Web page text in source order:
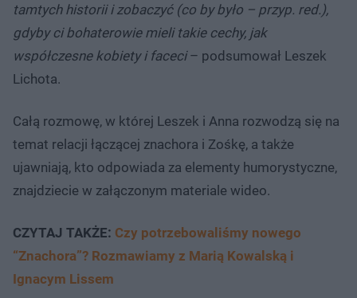
tamtych historii i zobaczyć (co by było – przyp. red.),
gdyby ci bohaterowie mieli takie cechy, jak
współczesne kobiety i faceci– podsumował Leszek
Lichota.
Całą rozmowę, w której Leszek i Anna rozwodzą się na
temat relacji łączącej znachora i Zośkę, a także
ujawniają, kto odpowiada za elementy humorystyczne,
znajdziecie w załączonym materiale wideo.
CZYTAJ TAKŻE: Czy potrzebowaliśmy nowego
“Znachora”? Rozmawiamy z Marią Kowalską i
Ignacym Lissem